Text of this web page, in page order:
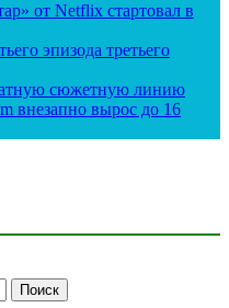
от Netflix стартовал в
эпизода третьего
сюжетную линию
внезапно вырос до 16